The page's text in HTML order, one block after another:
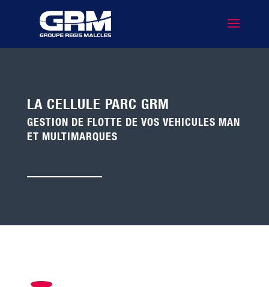
LA CELLULE PARC GRM
GESTION DE FLOTTE DE VOS VEHICULES MAN
ET MULTIMARQUES